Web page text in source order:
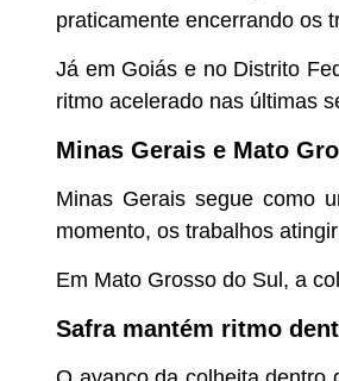
praticamente encerrando os
Já em Goiás e no Distrito
ritmo acelerado nas últimas
Minas Gerais e Mato
Minas Gerais segue como
momento, os trabalhos
Em Mato Grosso do Sul, a
Safra mantém ritmo